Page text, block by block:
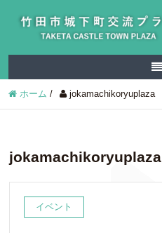
ホーム / jokamachikoryuplaza
jokamachikoryuplaza
イベント